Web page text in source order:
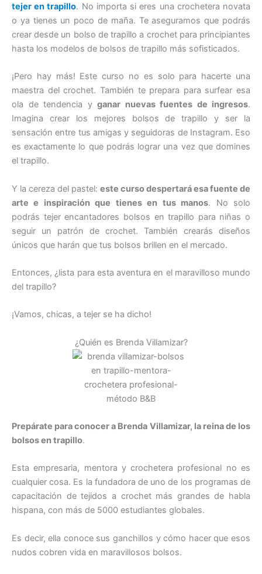
tejer en trapillo. No importa si eres una crochetera novata
o ya tienes un poco de maña. Te aseguramos que podrás
crear desde un bolso de trapillo a crochet para principiantes
hasta los modelos de bolsos de trapillo más sofisticados.
¡Pero hay más! Este curso no es solo para hacerte una
maestra del crochet. También te prepara para surfear esa
ola de tendencia y ganar nuevas fuentes de ingresos.
Imagina crear los mejores bolsos de trapillo y ser la
sensación entre tus amigas y seguidoras de Instagram. Eso
es exactamente lo que podrás lograr una vez que domines
el trapillo.
Y la cereza del pastel: este curso despertará esa fuente de
arte e inspiración que tienes en tus manos. No solo
podrás tejer encantadores bolsos en trapillo para niñas o
seguir un patrón de crochet. También crearás diseños
únicos que harán que tus bolsos brillen en el mercado.
Entonces, ¿lista para esta aventura en el maravilloso mundo
del trapillo?
¡Vamos, chicas, a tejer se ha dicho!
¿Quién es Brenda Villamizar?
Prepárate para conocer a Brenda Villamizar, la reina de los
bolsos en trapillo.
Esta empresaria, mentora y crochetera profesional no es
cualquier cosa. Es la fundadora de uno de los programas de
capacitación de tejidos a crochet más grandes de habla
hispana, con más de 5000 estudiantes globales.
Es decir, ella conoce sus ganchillos y cómo hacer que esos
nudos cobren vida en maravillosos bolsos.